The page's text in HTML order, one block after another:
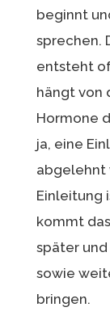
beginnt
sprechen.
entsteht
hängt von
Hormone
ja, eine
abgelehnt
Einleitung
kommt
später
sowie
bringen.